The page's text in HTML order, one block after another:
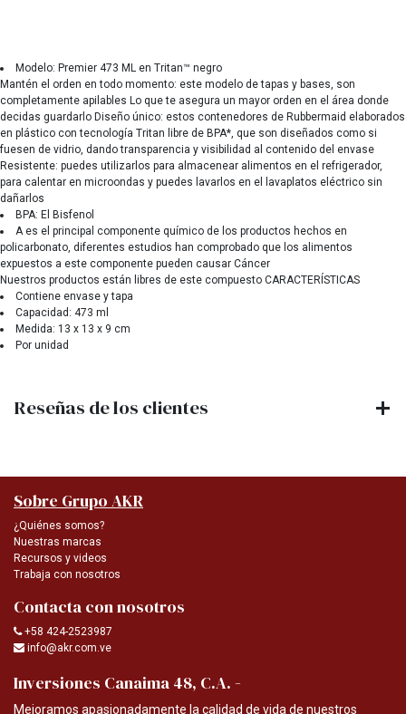
Modelo: Premier 473 ML en Tritan™ negro
Mantén el orden en todo momento: este modelo de tapas y bases, son
completamente apilables Lo que te asegura un mayor orden en el área donde
decidas guardarlo Diseño único: estos contenedores de Rubbermaid elaborados
en plástico con tecnología Tritan libre de BPA*, que son diseñados como si
fuesen de vidrio, dando transparencia y visibilidad al contenido del envase
Resistente: puedes utilizarlos para almacenear alimentos en el refrigerador,
para calentar en microondas y puedes lavarlos en el lavaplatos eléctrico sin
dañarlos
BPA: El Bisfenol
A es el principal componente químico de los productos hechos en
policarbonato, diferentes estudios han comprobado que los alimentos
expuestos a este componente pueden causar Cáncer
Nuestros productos están libres de este compuesto CARACTERÍSTICAS
Contiene envase y tapa
Capacidad: 473 ml
Medida: 13 x 13 x 9 cm
Por unidad
Reseñas de los clientes
Sobre Grupo AKR
¿Quiénes somos?
Nuestras marcas
Recursos y videos
Trabaja con nosotros
Contacta con nosotros
+58 424-2523987
info@akr.com.ve
Inversiones Canaima 48, C.A. -
Mejoramos apasionadamente la calidad de vida de nuestros